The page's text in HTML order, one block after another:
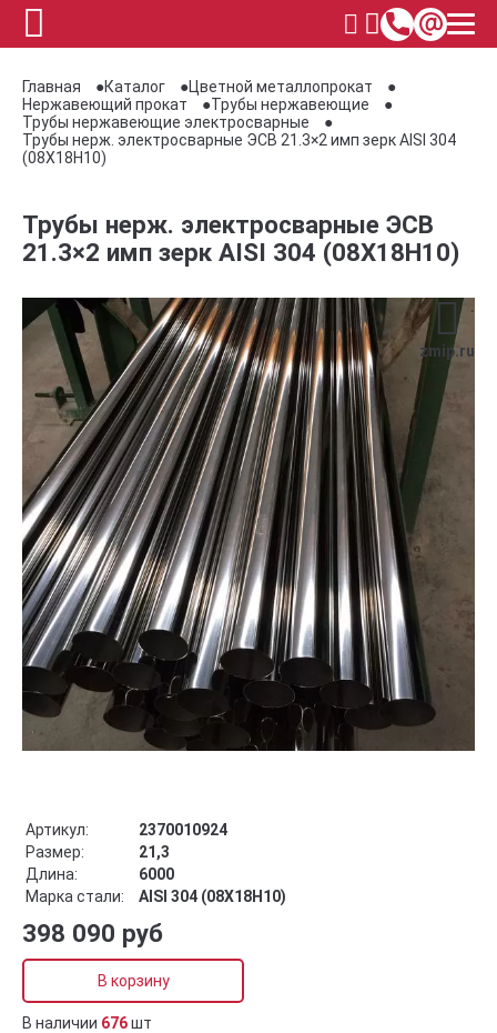
Главная Каталог
Цветной металлопрокат
Нержавеющий прокат
Трубы нержавеющие
Трубы нержавеющие электросварные
Трубы нерж. электросварные ЭСВ 21.3×2 имп зерк AISI 304
(08Х18Н10)
Трубы нерж. электросварные ЭСВ
21.3×2 имп зерк AISI 304 (08Х18Н10)
zmip.ru
Артикул:
2370010924
Размер:
21,3
Длина:
6000
Марка стали:
AISI 304 (08Х18Н10)
398 090 руб
В корзину
В наличии 676шт